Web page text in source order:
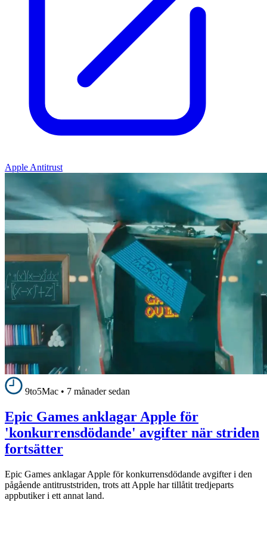
Apple Antitrust
9to5Mac • 7 månader sedan
Epic Games anklagar Apple för
'konkurrensdödande' avgifter när striden
fortsätter
Epic Games anklagar Apple för konkurrensdödande avgifter i den
pågående antitruststriden, trots att Apple har tillåtit tredjeparts
appbutiker i ett annat land.